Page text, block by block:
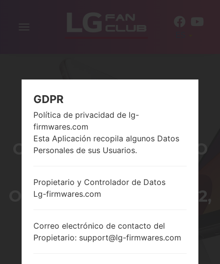
Alternar
CÓMO HACER REINICIO
OPTIMUS, VU, LUCID, G2,
L60 Y SERIES
SIMILARES?
GDPR
Política de privacidad de lg-
firmwares.com
Esta Aplicación recopila algunos Datos
Personales de sus Usuarios.
Propietario y Controlador de Datos
Lg-firmwares.com
Correo electrónico de contacto del
Propietario: support@lg-firmwares.com